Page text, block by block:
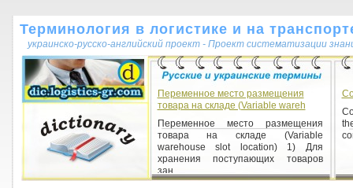
Терминология в логистике и на
украинско-русско-английский проект - Проект систематизации
Переменное место размещения
товара на складе (Variable wareh
Переменное место размещения
товара на складе (Variable
warehouse slot location) 1) Для
хранения поступающих товаров
зан...